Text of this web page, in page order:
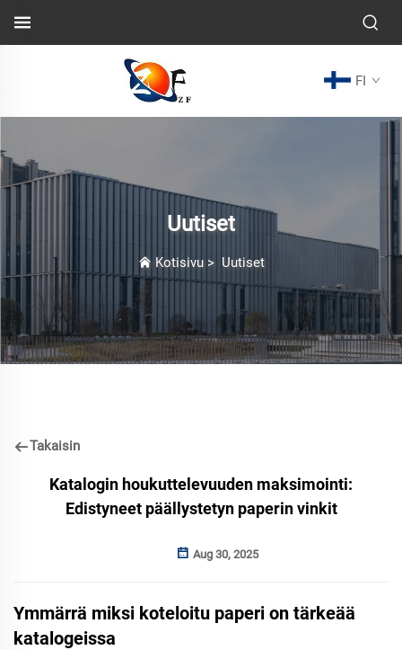
FI
Uutiset
Kotisivu> Uutiset
Takaisin
Katalogin houkuttelevuuden maksimointi:
Edistyneet päällystetyn paperin vinkit
Aug 30, 2025
Ymmärrä miksi koteloitu paperi on tärkeää
katalogeissa